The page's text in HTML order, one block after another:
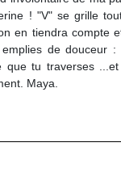
! "V" se grille
en tiendra compte
de douceur
tu traverses
Maya.